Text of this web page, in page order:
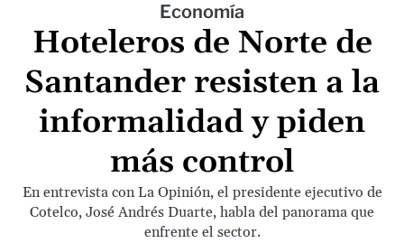
Economía
Hoteleros de Norte de
Santander resisten a la
informalidad y piden
más control
En entrevista con La Opinión, el presidente ejecutivo de
Cotelco, José Andrés Duarte, habla del panorama que
enfrente el sector.